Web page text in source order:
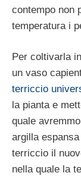
contempo non
temperatura i
Per coltivarla
un vaso
terriccio
la pianta e
quale
argilla
terriccio il
nella quale la